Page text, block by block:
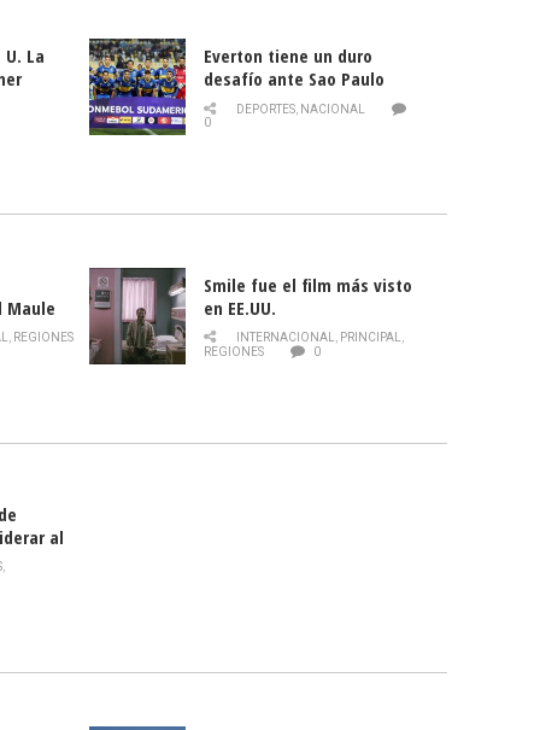
La
Everton tiene un duro
desafío ante Sao Paulo
DEPORTES, NACIONAL
0
Maule
de la
, REGIONES
Smile fue el film más visto
en EE.UU.
INTERNACIONAL, PRINCIPAL,
REGIONES
0
al
,